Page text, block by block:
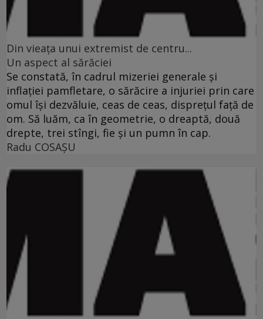
Din vieaţa unui extremist de centru...
Un aspect al sărăciei
Se constată, în cadrul mizeriei generale şi
inflaţiei pamfletare, o sărăcire a injuriei prin care
omul îşi dezvăluie, ceas de ceas, dispreţul faţă de
om. Să luăm, ca în geometrie, o dreaptă, două
drepte, trei stîngi, fie şi un pumn în cap.
Radu COSAŞU